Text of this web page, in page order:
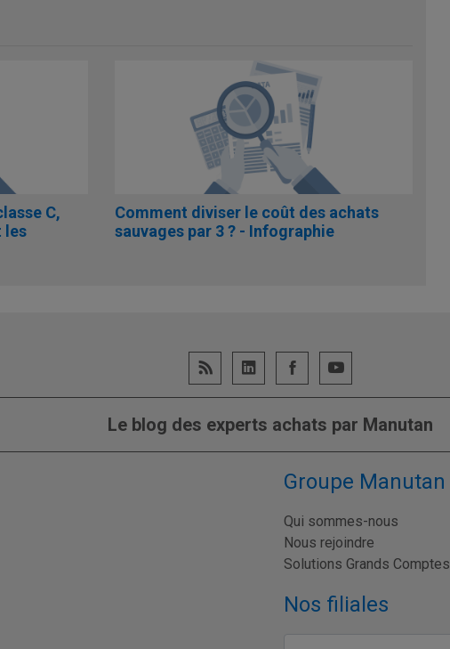
C,
les
Comment diviser le coût des achats
sauvages par 3 ? - Infographie
Le blog des experts achats par Manutan
Groupe Manutan
Qui sommes-nous
Nous rejoindre
Solutions Grands Comptes
Nos filiales